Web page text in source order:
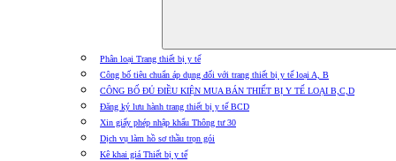
Phân loại Trang thiết bị y tế
Công bố tiêu chuẩn áp dụng đối với trang thiết bị y tế loại A, B
CÔNG BỐ ĐỦ ĐIỀU KIỆN MUA BÁN THIẾT BỊ Y TẾ LOẠI B,C,D
Đăng ký lưu hành trang thiết bị y tế BCD
Xin giấy phép nhập khẩu Thông tư 30
Dịch vụ làm hồ sơ thầu trọn gói
Kê khai giá Thiết bị y tế